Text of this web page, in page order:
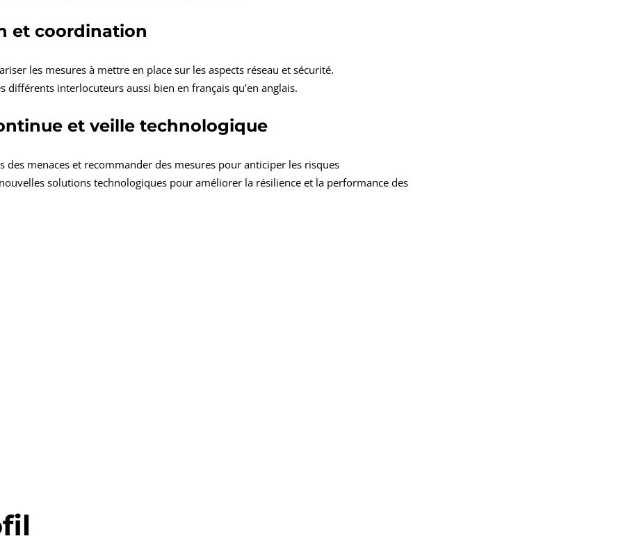
et coordination
les mesures à mettre en place sur les aspects réseau et sécurité.
différents interlocuteurs aussi bien en français qu’en anglais.
et veille technologique
des menaces et recommander des mesures pour anticiper les risques
solutions technologiques pour améliorer la résilience et la performance des